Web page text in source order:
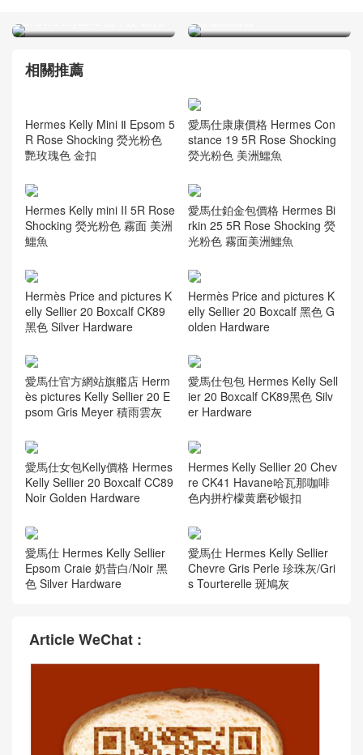
Chevre Mysore 山羊皮 銀扣
蜜蠟線縫製
相關推薦
Hermes Kelly Mini Ⅱ Epsom 5
R Rose Shocking 熒光粉色
艷玫瑰色 金扣
愛馬仕康康價格 Hermes Con
stance 19 5R Rose Shocking
熒光粉色 美洲鱷魚
Hermes Kelly mini II 5R Rose
Shocking 熒光粉色 霧面 美洲
鱷魚
愛馬仕鉑金包價格 Hermes Bi
rkin 25 5R Rose Shocking 熒
光粉色 霧面美洲鱷魚
Hermès Price and pictures K
elly Sellier 20 Boxcalf CK89
黑色 Silver Hardware
Hermès Price and pictures K
elly Sellier 20 Boxcalf 黑色 G
olden Hardware
愛馬仕官方網站旗艦店 Herm
ès pictures Kelly Sellier 20 E
psom Gris Meyer 積雨雲灰
愛馬仕包包 Hermes Kelly Sell
ier 20 Boxcalf CK89黑色 Silv
er Hardware
愛馬仕女包Kelly價格 Hermes
Kelly Sellier 20 Boxcalf CC89
Noir Golden Hardware
Hermes Kelly Sellier 20 Chev
re CK41 Havane哈瓦那咖啡
色内拼柠檬黄磨砂银扣
愛馬仕 Hermes Kelly Sellier
Epsom Craie 奶昔白/Noir 黑
色 Silver Hardware
愛馬仕 Hermes Kelly Sellier
Chevre Gris Perle 珍珠灰/Gri
s Tourterelle 斑鳩灰
Article WeChat :